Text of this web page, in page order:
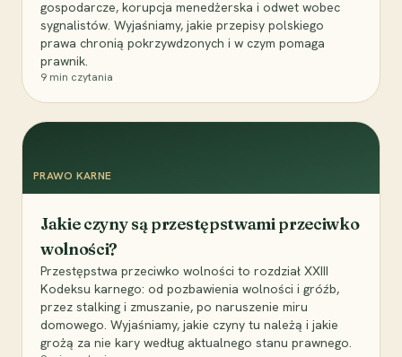
gospodarcze, korupcja menedżerska i odwet wobec
sygnalistów. Wyjaśniamy, jakie przepisy polskiego
prawa chronią pokrzywdzonych i w czym pomaga
prawnik.
9 min czytania
PRAWO KARNE
Jakie czyny są przestępstwami przeciwko
wolności?
Przestępstwa przeciwko wolności to rozdział XXIII
Kodeksu karnego: od pozbawienia wolności i gróźb,
przez stalking i zmuszanie, po naruszenie miru
domowego. Wyjaśniamy, jakie czyny tu należą i jakie
grożą za nie kary według aktualnego stanu prawnego.